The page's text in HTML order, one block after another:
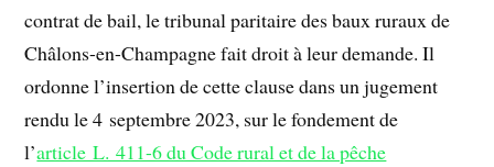
contrat de bail, le tribunal paritaire des baux ruraux de
Châlons-en-Champagne fait droit à leur demande. Il
ordonne l’insertion de cette clause dans un jugement
rendu le 4 septembre 2023, sur le fondement de
l’article L. 411-6 du Code rural et de la pêche